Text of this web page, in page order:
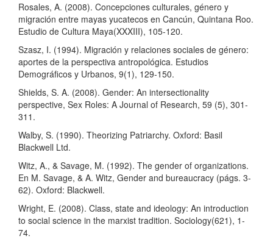
Rosales, A. (2008). Concepciones culturales, género y
migración entre mayas yucatecos en Cancún, Quintana Roo.
Estudio de Cultura Maya(XXXIII), 105-120.
Szasz, I. (1994). Migración y relaciones sociales de género:
aportes de la perspectiva antropológica. Estudios
Demográficos y Urbanos, 9(1), 129-150.
Shields, S. A. (2008). Gender: An intersectionality
perspective, Sex Roles: A Journal of Research, 59 (5), 301-
311.
Walby, S. (1990). Theorizing Patriarchy. Oxford: Basil
Blackwell Ltd.
Witz, A., & Savage, M. (1992). The gender of organizations.
En M. Savage, & A. Witz, Gender and bureaucracy (págs. 3-
62). Oxford: Blackwell.
Wright, E. (2008). Class, state and ideology: An introduction
to social science in the marxist tradition. Sociology(621), 1-
74.